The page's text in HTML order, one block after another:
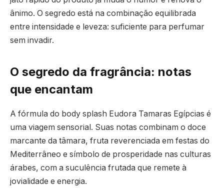
ânimo. O segredo está na combinação equilibrada
entre intensidade e leveza: suficiente para perfumar
sem invadir.
O segredo da fragrância: notas
que encantam
A fórmula do body splash Eudora Tamaras Egípcias é
uma viagem sensorial. Suas notas combinam o doce
marcante da tâmara, fruta reverenciada em festas do
Mediterrâneo e símbolo de prosperidade nas culturas
árabes, com a suculência frutada que remete à
jovialidade e energia.